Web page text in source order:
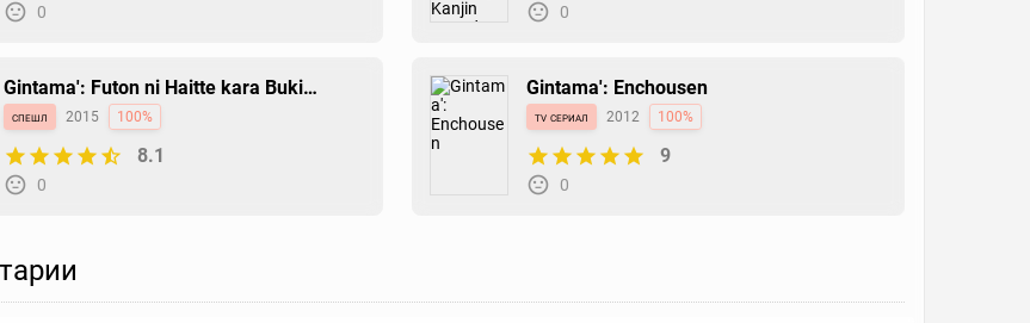
0 0
Gintama': Futon ni Haitte kara Buki
Nokoshi ni Kizuite Neru ni Nerenai Toki
mo Aru
спешл 2015 100%
8.1
0
Gintama': Enchousen
tv сериал 2012 100%
9
0